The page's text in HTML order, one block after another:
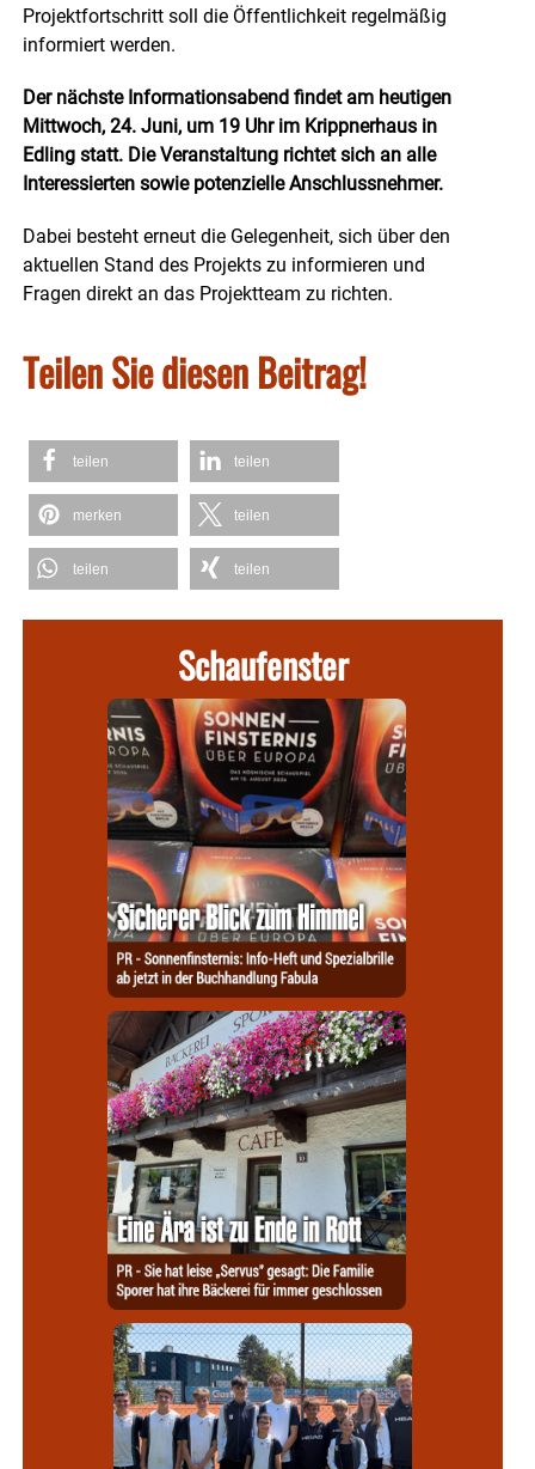
Projektfortschritt soll die Öffentlichkeit regelmäßig
informiert werden.
Der nächste Informationsabend findet am heutigen
Mittwoch, 24. Juni, um 19 Uhr im Krippnerhaus in
Edling statt. Die Veranstaltung richtet sich an alle
Interessierten sowie potenzielle Anschlussnehmer.
Dabei besteht erneut die Gelegenheit, sich über den
aktuellen Stand des Projekts zu informieren und
Fragen direkt an das Projektteam zu richten.
Teilen Sie diesen Beitrag!
teilen teilen
merken teilen
teilen teilen
Schaufenster